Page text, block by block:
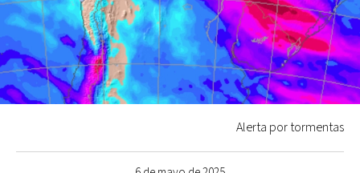
Alerta por tormentas